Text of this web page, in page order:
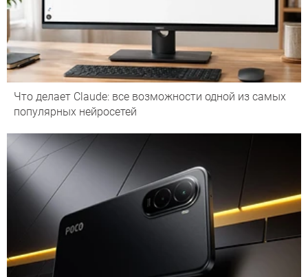
Что делает Сlaude: все возможности одной из самых
популярных нейросетей